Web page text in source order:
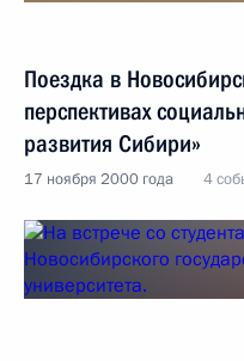
Поездка в
перспективах
развития Сибири»
17 ноября 2000 года 4